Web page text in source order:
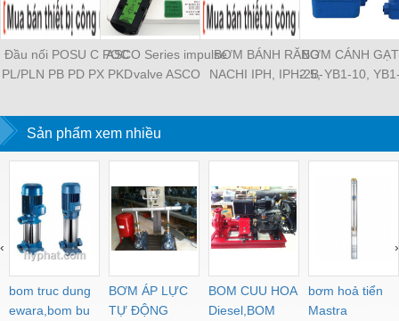
Đầu nối POSU C POC
PL/PLN PB PD PX PKD
PLF PMF PTL SL SS
SCA SAFS SASF HVFS
HVSF PU PV PE PY
HVFF PLJ PYJ PP PG
PEG PW PGJ PPGJ
PYJW SL-C PC-C
POC-C PL-C
ASCO Series impulse
valve ASCO
SCG353A044 ASCO
SCG353A047 ASCO
SCG353A050 ASCO
SXE353.060
BƠM BÁNH RĂNG
NACHI IPH, IPH-2B-
IPH-2A-5-11, IPH-5A-
IPH-5B-50-LT-11, IPH-
100-L-11, IPH-5A-40-
11
BƠM CÁNH
2.5, YB1-10,
100/16 YB1-
YB1-40/12 YB1-
Sản phẩm xem nhiều
bom truc dung
ewara,bom bu
BƠM ÁP LỰC
TỰ ĐỘNG
BOM CUU HOA
Diesel,BOM
bơm hoả tiển
Mastra
‹ ›